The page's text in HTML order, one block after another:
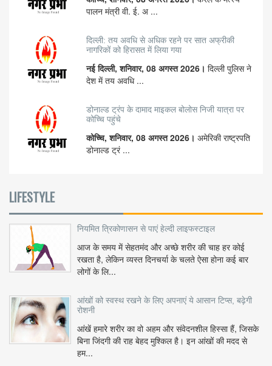
पालन मंत्री वी. ई. अ ...
दिल्ली: तय अवधि से अधिक रहने पर सात अफ्रीकी
नागरिकों को हिरासत में लिया गया
नई दिल्ली, शनिवार, 08 अगस्त 2026। दिल्ली पुलिस ने
देश में तय अवधि ...
डोनाल्ड ट्रंप के दामाद माइकल बोलोस निजी यात्रा पर
कोच्चि पहुंचे
कोच्चि, शनिवार, 08 अगस्त 2026। अमेरिकी राष्ट्रपति
डोनाल्ड ट्रं ...
LIFESTYLE
नियमित त्रिकोणासन से पाएं हेल्दी लाइफस्टाइल
आज के समय में सेहतमंद और अच्छे शरीर की चाह हर कोई
रखता है, लेकिन व्यस्त दिनचर्या के चलते ऐसा होना कई बार
लोगों के लि...
आंखों को स्वस्थ रखने के लिए अपनाएं ये आसान टिप्स, बढ़ेगी
रोशनी
आंखें हमारे शरीर का वो अहम और संवेदनशील हिस्सा हैं, जिसके
बिना जिंदगी की राह बेहद मुश्किल है। इन आंखों की मदद से
हम...